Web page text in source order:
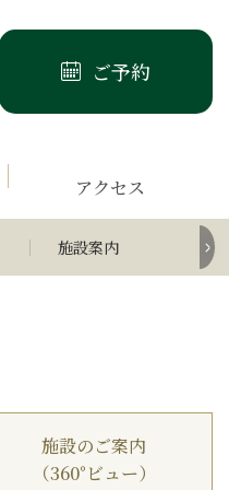
ご予約
アクセス
施設案内
施設のご案内
（360°ビュー）